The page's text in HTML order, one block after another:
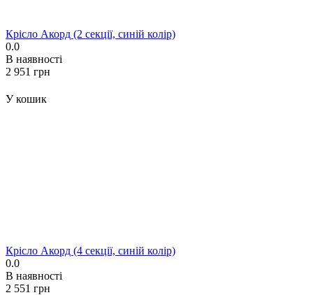
Крісло Акорд (2 секції, синій колір)
0.0
В наявності
‍2 951‍ грн
У кошик
Крісло Акорд (4 секції, синій колір)
0.0
В наявності
‍2 551‍ грн